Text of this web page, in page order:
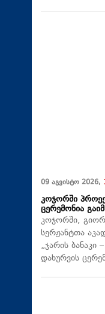
09 აგვისტო 2026,
კოჯორში
ცერემონია
კოჯორში,
სერჟანტთა
„ჯარის ბანაკი
დახურვის